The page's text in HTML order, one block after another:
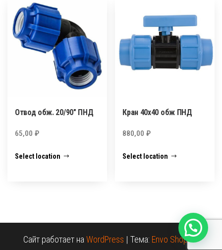
Отвод обж. 20/90″ ПНД
65,00 ₽
Select location
Кран 40х40 обж ПНД
880,00₽
Select location
Сайт работает наWordPress | Тема: Envo Shopper